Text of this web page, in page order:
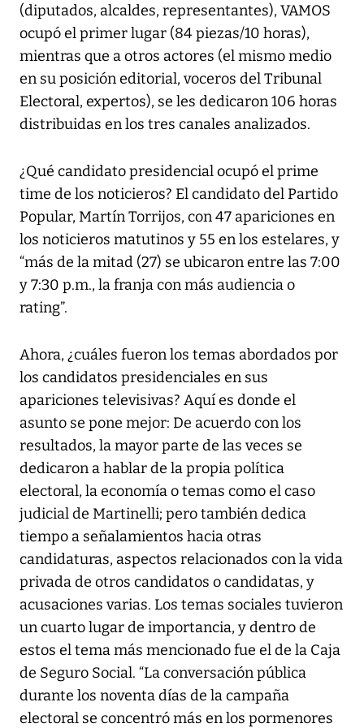
(diputados, alcaldes, representantes), VAMOS
ocupó el primer lugar (84 piezas/10 horas),
mientras que a otros actores (el mismo medio
en su posición editorial, voceros del Tribunal
Electoral, expertos), se les dedicaron 106 horas
distribuidas en los tres canales analizados.
¿Qué candidato presidencial ocupó el prime
time de los noticieros? El candidato del Partido
Popular, Martín Torrijos, con 47 apariciones en
los noticieros matutinos y 55 en los estelares, y
“más de la mitad (27) se ubicaron entre las 7:00
y 7:30 p.m., la franja con más audiencia o
rating”.
Ahora, ¿cuáles fueron los temas abordados por
los candidatos presidenciales en sus
apariciones televisivas? Aquí es donde el
asunto se pone mejor: De acuerdo con los
resultados, la mayor parte de las veces se
dedicaron a hablar de la propia política
electoral, la economía o temas como el caso
judicial de Martinelli; pero también dedica
tiempo a señalamientos hacia otras
candidaturas, aspectos relacionados con la vida
privada de otros candidatos o candidatas, y
acusaciones varias. Los temas sociales tuvieron
un cuarto lugar de importancia, y dentro de
estos el tema más mencionado fue el de la Caja
de Seguro Social. “La conversación pública
durante los noventa días de la campaña
electoral se concentró más en los pormenores